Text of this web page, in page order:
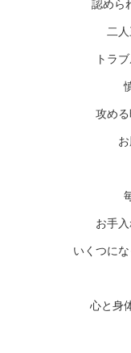
認めら
二
トラ
攻め
お手
いくつに
心と身